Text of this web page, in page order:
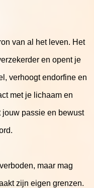
van al het leven. Het
en opent je
verhoogt endorfine en
met je lichaam en
passie en bewust
maar mag
zijn eigen grenzen.